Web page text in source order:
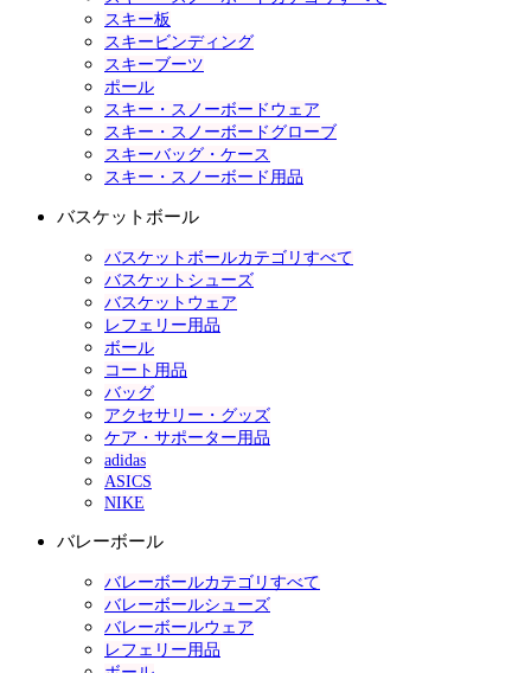
スキー板
スキービンディング
スキーブーツ
ポール
スキー・スノーボードウェア
スキー・スノーボードグローブ
スキーバッグ・ケース
スキー・スノーボード用品
バスケットボール
バスケットボールカテゴリすべて
バスケットシューズ
バスケットウェア
レフェリー用品
ボール
コート用品
バッグ
アクセサリー・グッズ
ケア・サポーター用品
adidas
ASICS
NIKE
バレーボール
バレーボールカテゴリすべて
バレーボールシューズ
バレーボールウェア
レフェリー用品